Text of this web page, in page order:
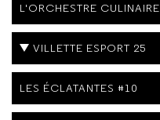
L'ORCHESTRE CULINAIRE
VILLETTE ESPORT 25
LES ÉCLATANTES #10